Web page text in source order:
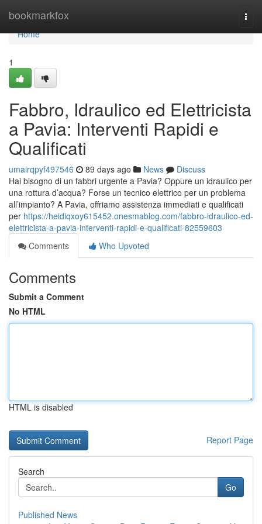
bookmarkfox
Home
Home
1
Fabbro, Idraulico ed Elettricista
a Pavia: Interventi Rapidi e
Qualificati
umairqpyf497546 89 days ago News
Discuss
Hai bisogno di un fabbri urgente a Pavia? Oppure un idraulico per
una rottura d’acqua? Forse un tecnico elettrico per un problema
all’impianto? A Pavia, offriamo assistenza immediati e qualificati
per https://heidiqxoy615452.onesmablog.com/fabbro-idraulico-ed-
elettricista-a-pavia-interventi-rapidi-e-qualificati-82559603
Comments
Who Upvoted
Comments
Submit a Comment
No HTML
HTML is disabled
Report Page
Search
Go
Published News